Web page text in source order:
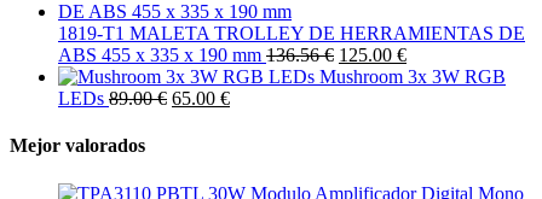
1819-T1 MALETA TROLLEY DE HERRAMIENTAS DE
ABS 455 x 335 x 190 mm 136.56 € 125.00 €
Mushroom 3x 3W RGB
LEDs 89.00 € 65.00 €
Mejor valorados